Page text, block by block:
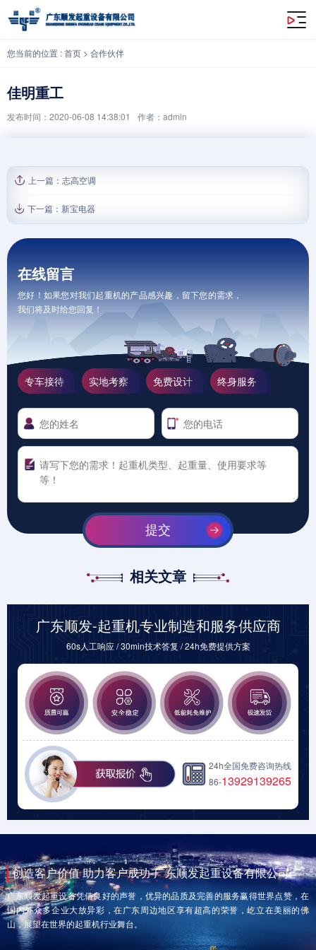
佳明重工
您当前的位置 :首页 > 合作伙伴
佳明重工
发布时间：2020-06-08 14:38:01 作者：admin
上一篇： 志高空调
下一篇： 新宝电器
在线留言
您好！如果您对我们起重机的产品感兴趣，留下您的需求，
我们将及时给您回复！
专车接待 实地考察 免费设计 终身服务
提交
相关文章
广东顺发-起重机专业制造和服务供应商
60s人工响应 / 30min技术答复 / 24h免费提供方案
24h全国免费咨询热线
86-13929139265
创造客户价值 助力客户成功-广东顺发起重设备有限公司
广东顺发起重设备凭借良好的声誉，优异的品质及完善的服务赢得世界点赞，在
国内外众多企业大放异彩，在广东周边地区享有超高的荣誉，屹立在美丽的佛
山，展望在世界的起重机行业舞台。